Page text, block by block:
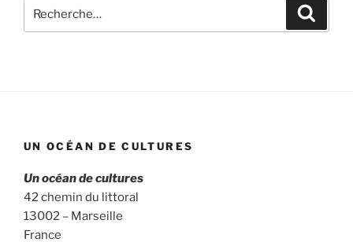
pour
UN OCÉAN DE CULTURES
Un océan de cultures
42 chemin du littoral
13002 – Marseille
France